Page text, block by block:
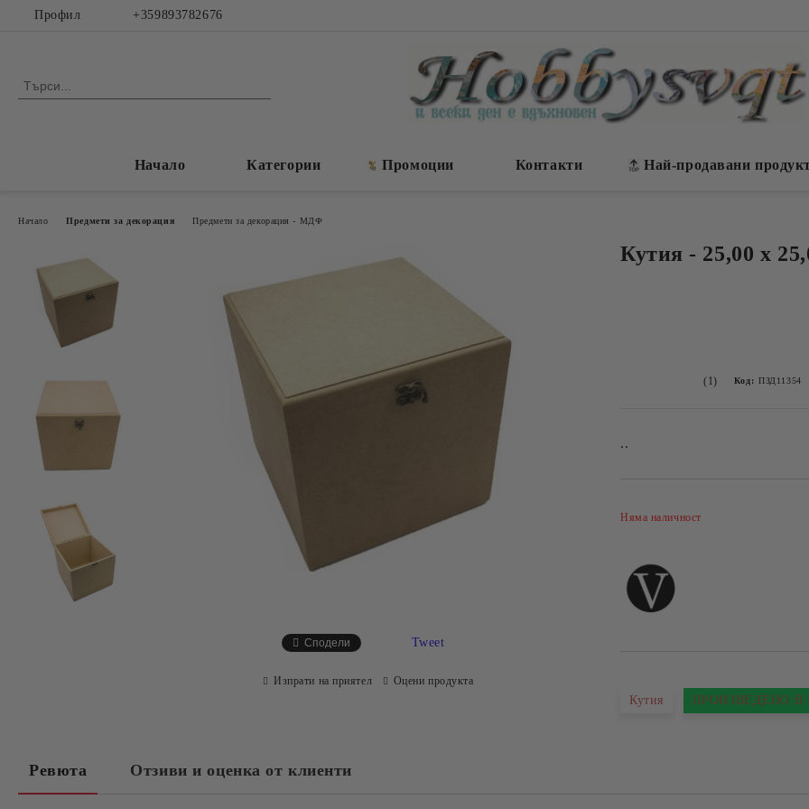
Профил +359893782676
Начало Категории Промоции Контакти Най-продавани
Начало Предмети за декорация Предмети за декорация - МДФ
Кутия - 25,00 х
(1) Код: ПЗД11354
..
Няма наличност
Кутия ПРОИЗВЕДЕНО В
Сподели Tweet
Изпрати на приятел Оцени продукта
Ревюта Отзиви и оценка от клиенти